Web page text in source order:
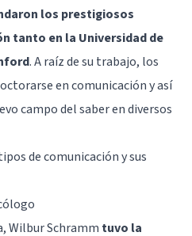
los prestigiosos
tanto en la Universidad de
. A raíz de su trabajo, los
en comunicación y así
campo del saber en diversos
de comunicación y sus
Wilbur Schramm tuvo la